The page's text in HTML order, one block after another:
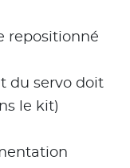
repositionné
du servo doit
le kit)